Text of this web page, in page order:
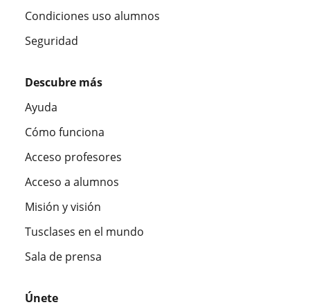
Condiciones uso alumnos
Seguridad
Descubre más
Ayuda
Cómo funciona
Acceso profesores
Acceso a alumnos
Misión y visión
Tusclases en el mundo
Sala de prensa
Únete